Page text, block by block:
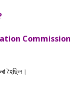
Commission
হৈছিল।